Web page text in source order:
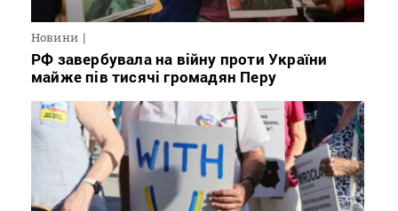
Новини
РФ завербувала на війну проти України
майже пів тисячі громадян Перу